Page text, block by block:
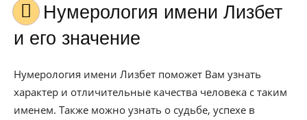
Нумерология имени Лизбет
и его значение
Нумерология имени Лизбет поможет Вам узнать
характер и отличительные качества человека с таким
именем. Также можно узнать о судьбе, успехе в